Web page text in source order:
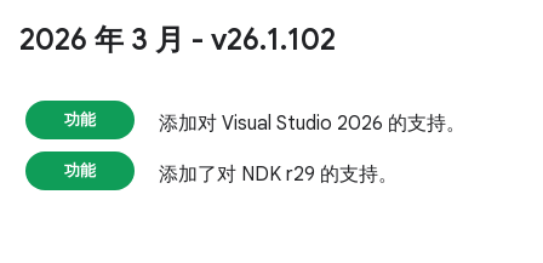
2026 年 3 月 - v26.1.102
功能 添加对 Visual Studio 2026 的支持。
功能 添加了对 NDK r29 的支持。